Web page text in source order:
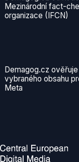
Mezinárodní fact-
organizace (IFCN)
Demagog.cz
vybraného obsahu
Meta